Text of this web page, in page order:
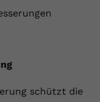
schützt die
Ihre Consent-
Ihrer
dies eingestellt
statistische
um